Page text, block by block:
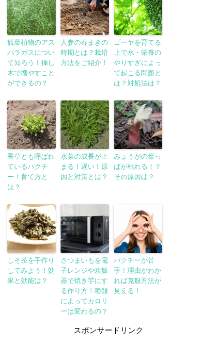
観葉植物のアス
パラガスについ
て知ろう！挿し
木で増やすこと
ができるの？
人参の春まきの
時期とは？栽培
方法をご紹介！
ゴーヤを育てる
上で水・栄養の
やりすぎによっ
て起こる問題と
は？対処法は？
香草とも呼ばれ
ているパクチ
ー！育て方と
は？
水菜の成長が止
まる！遅い！原
因と対策とは？
みょうがの葉っ
ぱが枯れる！？
その原因は？
しそ茶を手作り
してみよう！効
果と効能は？
さつまいもを電
子レンジや炊飯
器で焼き芋にす
る作り方！種類
によってカロリ
ーは変わるの？
パクチーが苦
手！理由がわか
れば克服方法が
見える！
スポンサードリンク